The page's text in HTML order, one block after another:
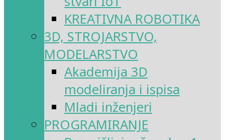
KREATIVNA ROBOTIKA
3D, STROJARSTVO,
MODELARSTVO
Akademija 3D
modeliranja i ispisa
Mladi inženjeri
PROGRAMIRANJE